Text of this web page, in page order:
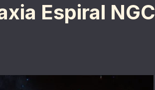
Espiral NGC